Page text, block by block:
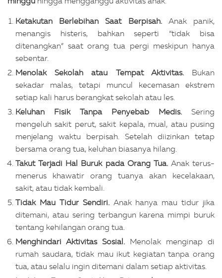
Ketakutan Berlebihan Saat Berpisah. Anak panik,
menangis histeris, bahkan seperti “tidak bisa
ditenangkan” saat orang tua pergi meskipun hanya
sebentar.
Menolak Sekolah atau Tempat Aktivitas. Bukan
sekadar malas, tetapi muncul kecemasan ekstrem
setiap kali harus berangkat sekolah atau les.
Keluhan Fisik Tanpa Penyebab Medis. Sering
mengeluh sakit perut, sakit kepala, mual, atau pusing
menjelang waktu berpisah. Setelah diizinkan tetap
bersama orang tua, keluhan biasanya hilang.
Takut Terjadi Hal Buruk pada Orang Tua. Anak terus-
menerus khawatir orang tuanya akan kecelakaan,
sakit, atau tidak kembali.
Tidak Mau Tidur Sendiri. Anak hanya mau tidur jika
ditemani, atau sering terbangun karena mimpi buruk
tentang kehilangan orang tua.
Menghindari Aktivitas Sosial. Menolak menginap di
rumah saudara, tidak mau ikut kegiatan tanpa orang
tua, atau selalu ingin ditemani dalam setiap aktivitas.